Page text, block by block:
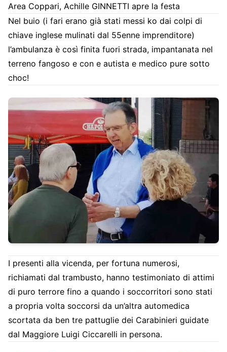
Area Coppari, Achille GINNETTI apre la festa
Nel buio (i fari erano già stati messi ko dai colpi di
chiave inglese mulinati dal 55enne imprenditore)
l’ambulanza è così finita fuori strada, impantanata nel
terreno fangoso e con e autista e medico pure sotto
choc!
I presenti alla vicenda, per fortuna numerosi,
richiamati dal trambusto, hanno testimoniato di attimi
di puro terrore fino a quando i soccorritori sono stati
a propria volta soccorsi da un’altra automedica
scortata da ben tre pattuglie dei Carabinieri guidate
dal Maggiore Luigi Ciccarelli in persona.